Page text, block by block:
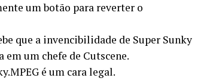
um botão para reverter o
que a invencibilidade de Super Sunky
um chefe de Cutscene.
é um cara legal.